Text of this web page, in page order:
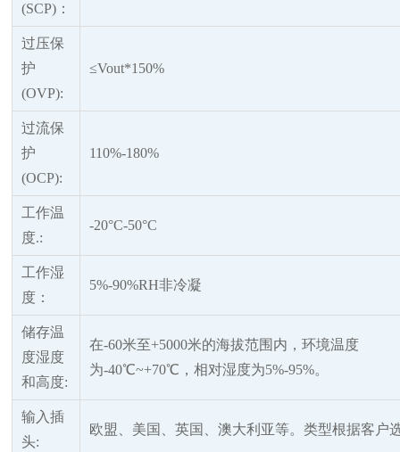
(SCP)：
过压保
护
(OVP):
≤Vout*150%
过流保
护
(OCP):
110%-180%
工作温
度.:
-20°C-50°C
工作湿
度：
5%-90%RH非冷凝
储存温
度湿度
和高度:
在-60米至+5000米的海拔范围内，环境温度
为-40℃~+70℃，相对湿度为5%-95%。
输入插
头:
欧盟、美国、英国、澳大利亚等。类型根据客户